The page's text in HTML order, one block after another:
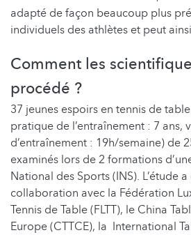
adapté de façon beaucoup plus
individuels des athlètes et peut
Comment les
procédé ?
37 jeunes espoirs en tennis de
pratique de l’entraînement : 7 ans,
d’entraînement : 19h/semaine) de
examinés lors de 2 formations
National des Sports (INS). L’étude
collaboration avec la Fédération
Tennis de Table (FLTT), le China
Europe (CTTCE), la International